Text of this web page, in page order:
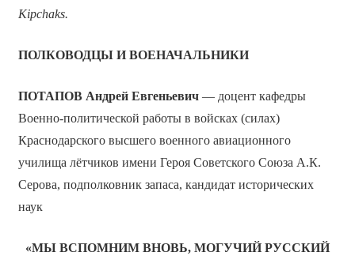
Kipchaks.
ПОЛКОВОДЦЫ И ВОЕНАЧАЛЬНИКИ
ПОТАПОВ Андрей Евгеньевич— доцент кафедры
Военно-политической работы в войсках (силах)
Краснодарского высшего военного авиационного
училища лётчиков имени Героя Советского Союза А.К.
Серова, подполковник запаса, кандидат исторических
наук
«МЫ ВСПОМНИМ ВНОВЬ, МОГУЧИЙ РУССКИЙ